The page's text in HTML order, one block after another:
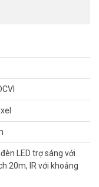
từng chi tiết
HAC-T1A21P-U-IL-
bạn quan sát mọi vật
quan sát tốt ngay
tâm rằng, mọi hoạt
LED trợ sáng với
20m, IR với khoảng